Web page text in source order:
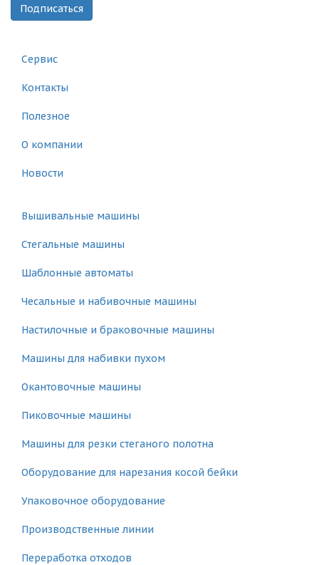
Сервис
Контакты
Полезное
О компании
Новости
Вышивальные машины
Стегальные машины
Шаблонные автоматы
Чесальные и набивочные машины
Настилочные и браковочные машины
Машины для набивки пухом
Окантовочные машины
Пиковочные машины
Машины для резки стеганого полотна
Оборудование для нарезания косой бейки
Упаковочное оборудование
Производственные линии
Переработка отходов